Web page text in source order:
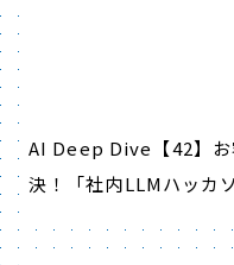
AI Deep Dive【42】お
決！「社内LLMハッカ